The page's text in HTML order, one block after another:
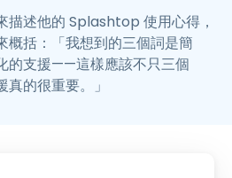
描述他的 Splashtop 使用心得，
概括：「我想到的三個詞是簡
的支援——這樣應該不只三個
的很重要。」